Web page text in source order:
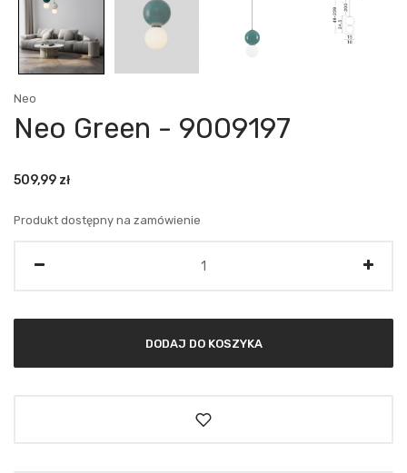
Neo
Neo Green - 9009197
509,99 zł
Produkt dostępny na zamówienie
DODAJ DO KOSZYKA